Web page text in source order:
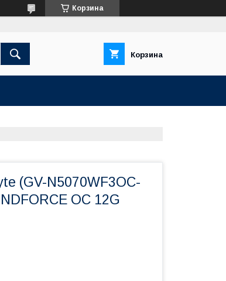
Корзина
Корзина
(GV-N5070WF3OC-
OC 12G